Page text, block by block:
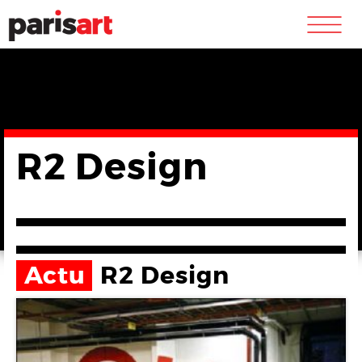
m
R2 Design
Actu R2 Design